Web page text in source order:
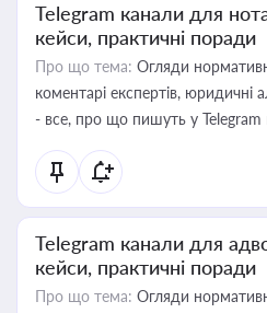
Telegram канали для
кейси, практичні поради
Про що тема: Огляди
коментарі експертів, юридичні
- все, про що пишуть у Telegram
Telegram канали для
кейси, практичні поради
Про що тема: Огляди